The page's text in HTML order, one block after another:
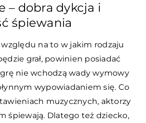
– dobra dykcja i
śpiewania
względu na to w jakim rodzaju
grał, powinien posiadać
nie wchodzą wady wymowy
wypowiadaniem się. Co
muzycznych, aktorzy
śpiewają. Dlatego też dziecko,